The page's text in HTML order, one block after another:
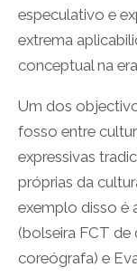
especulativo e
extrema
conceptual na
Um dos
fosso entre
expressivas
próprias da
exemplo disso é
(bolseira FCT
coreógrafa) e